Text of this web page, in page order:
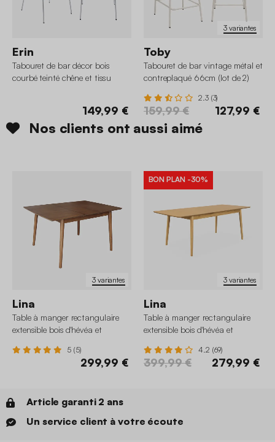
Erin
Tabouret de bar décor bois
courbé teinté chêne et tissu
149,99 €
3 variantes
Toby
Tabouret de bar vintage métal et
contreplaqué 66cm (lot de 2)
2.3 (3)
159,99 € 127,99 €
Nos clients ont aussi aimé
3 variantes
Lina
Table à manger rectangulaire
extensible bois d'hévéa et
5 (5)
299,99 €
3 variantes
BON PLAN -30%
Lina
Table à manger rectangulaire
extensible bois d'hévéa et
4.2 (69)
399,99 € 279,99 €
Article garanti 2 ans
Un service client à votre écoute